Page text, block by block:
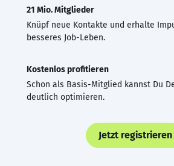
21 Mio. Mitglieder
Knüpf neue Kontakte und erhalte
besseres Job-Leben.
Kostenlos profitieren
Schon als Basis-Mitglied kannst Du
deutlich optimieren.
Jetzt registrieren